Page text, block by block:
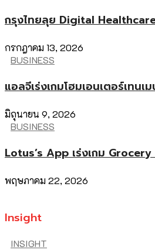
กรุงไทยลุย Digital
กรกฎาคม 13, 2026
BUSINESS
แอลจีเร่งเกมโฮมเอนเตอร์เทนเ
มิถุนายน 9, 2026
BUSINESS
Lotus’s App เร่งเกม
พฤษภาคม 22, 2026
Insight
INSIGHT